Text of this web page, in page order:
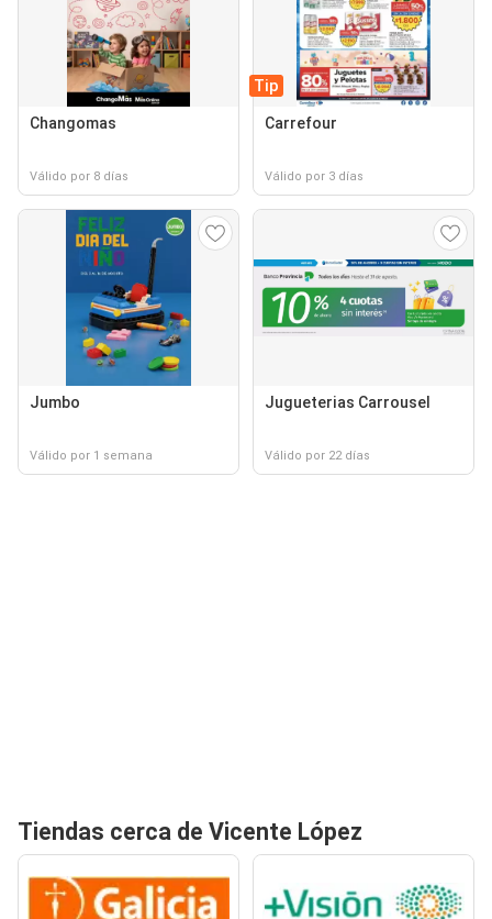
Changomas
Válido por 8 días
Tip
Carrefour
Válido por 3 días
Jumbo
Válido por 1 semana
Jugueterias Carrousel
Válido por 22 días
Tiendas cerca de Vicente López